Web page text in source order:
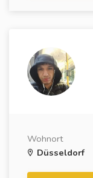
Wohnort
Düsseldorf